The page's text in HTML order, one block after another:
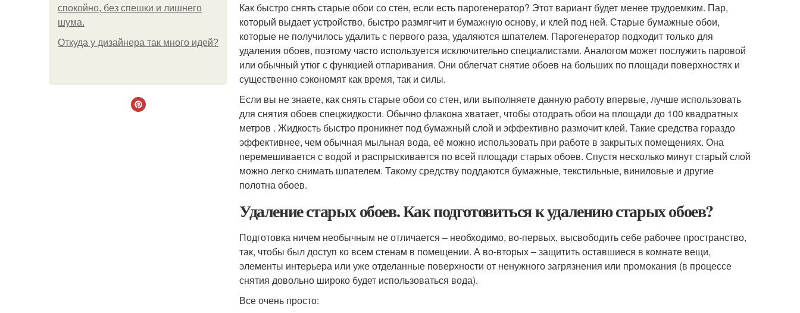
спокойно, без спешки и лишнего
шума.
Откуда у дизайнера так много идей?
Как быстро снять старые обои со стен, если есть парогенератор? Этот вариант будет менее трудоемким. Пар,
который выдает устройство, быстро размягчит и бумажную основу, и клей под ней. Старые бумажные обои,
которые не получилось удалить с первого раза, удаляются шпателем. Парогенератор подходит только для
удаления обоев, поэтому часто используется исключительно специалистами. Аналогом может послужить паровой
или обычный утюг с функцией отпаривания. Они облегчат снятие обоев на больших по площади поверхностях и
существенно сэкономят как время, так и силы.
Если вы не знаете, как снять старые обои со стен, или выполняете данную работу впервые, лучше использовать
для снятия обоев спецжидкости. Обычно флакона хватает, чтобы отодрать обои на площади до 100 квадратных
метров . Жидкость быстро проникнет под бумажный слой и эффективно размочит клей. Такие средства гораздо
эффективнее, чем обычная мыльная вода, её можно использовать при работе в закрытых помещениях. Она
перемешивается с водой и распрыскивается по всей площади старых обоев. Спустя несколько минут старый слой
можно легко снимать шпателем. Такому средству поддаются бумажные, текстильные, виниловые и другие
полотна обоев.
Удаление старых обоев. Как подготовиться к удалению старых обоев?
Подготовка ничем необычным не отличается – необходимо, во-первых, высвободить себе рабочее пространство,
так, чтобы был доступ ко всем стенам в помещении. А во-вторых – защитить оставшиеся в комнате вещи,
элементы интерьера или уже отделанные поверхности от ненужного загрязнения или промокания (в процессе
снятия довольно широко будет использоваться вода).
Все очень просто: